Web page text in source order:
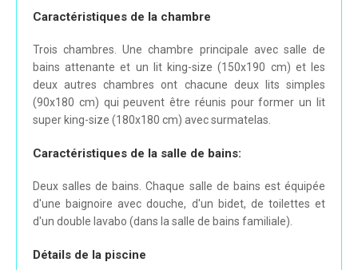
Caractéristiques de la chambre
Trois chambres. Une chambre principale avec salle de
bains attenante et un lit king-size (150x190 cm) et les
deux autres chambres ont chacune deux lits simples
(90x180 cm) qui peuvent être réunis pour former un lit
super king-size (180x180 cm) avec surmatelas.
Caractéristiques de la salle de bains:
Deux salles de bains. Chaque salle de bains est équipée
d'une baignoire avec douche, d'un bidet, de toilettes et
d'un double lavabo (dans la salle de bains familiale).
Détails de la piscine